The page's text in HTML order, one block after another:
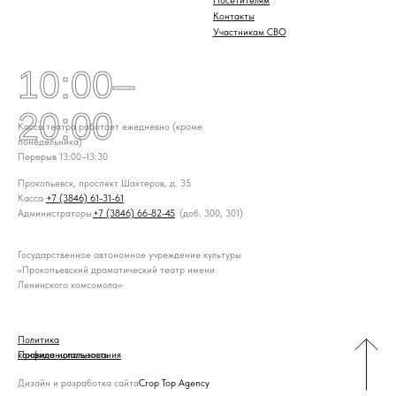
10:00–
20:00
Политика
конфиденциальность
Правила использования
Касса театра работает ежедневно (кроме
понедельника)
Перерыв 13:00–13:30
Государственное автономное учреждение культуры
«Прокопьевский драматический театр имени
Ленинского комсомола»
Прокопьевск, проспект Шахтеров, д. 35
Касса
Администраторы+7 (3846) 66-82-45 (доб. 300, 301)
+7 (3846) 66-82-45
+7 (3846) 61-31-61
Дизайн и разработка сайтаCrop Top Agency
Контакты
Участникам СВО